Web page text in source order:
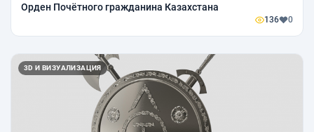
Орден Почётного гражданина Казахстана
136 0
3D И ВИЗУАЛИЗАЦИЯ